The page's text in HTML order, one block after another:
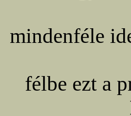
mindenféle
félbe ezt a